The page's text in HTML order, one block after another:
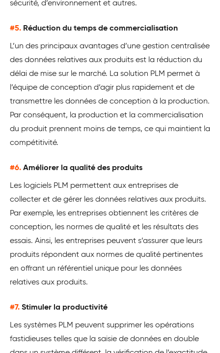
sécurité, d’environnement et autres.
#5. Réduction du temps de commercialisation
L’un des principaux avantages d’une gestion centralisée
des données relatives aux produits est la réduction du
délai de mise sur le marché. La solution PLM permet à
l’équipe de conception d’agir plus rapidement et de
transmettre les données de conception à la production.
Par conséquent, la production et la commercialisation
du produit prennent moins de temps, ce qui maintient la
compétitivité.
#6. Améliorer la qualité des produits
Les logiciels PLM permettent aux entreprises de
collecter et de gérer les données relatives aux produits.
Par exemple, les entreprises obtiennent les critères de
conception, les normes de qualité et les résultats des
essais. Ainsi, les entreprises peuvent s’assurer que leurs
produits répondent aux normes de qualité pertinentes
en offrant un référentiel unique pour les données
relatives aux produits.
#7. Stimuler la productivité
Les systèmes PLM peuvent supprimer les opérations
fastidieuses telles que la saisie de données en double